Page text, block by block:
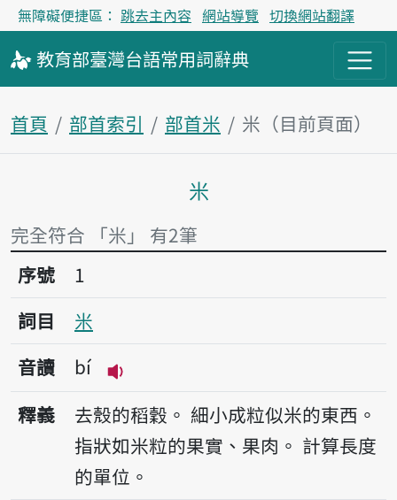
無障礙便捷區： 跳去主內容 網站導覽 切換網站翻譯
教育部臺灣台語常用詞辭典
首頁 部首索引 部首米 米（目前頁面）
主內容區塊
米
完全符合 「米」 有2筆
序號1米
序號
1
詞目
米
音讀
bí
播放音讀bí
釋義 去殼的稻穀。 細小成粒似米的東西。
指狀如米粒的果實、果肉。 計算長度
的單位。